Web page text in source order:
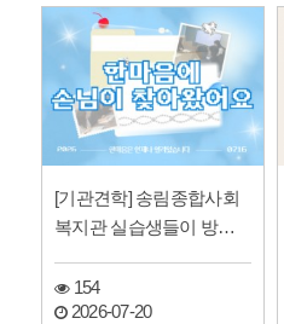
[기관견학] 송림종합사회
복지관 실습생들이 방문
154
2026-07-20